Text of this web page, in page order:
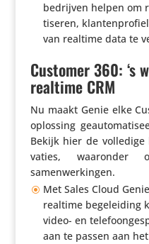
bedrijven helpen om
ti­seren,
van realtime data te
Customer 360: ‘s
realtime CRM
Nu maakt Genie elke
op­los­sing
Bekijk hier de
va­ties, waaronder
samenwerkingen.
Met Sales Cloud
realtime bege­lei­ding
video- en
aan te passen aan